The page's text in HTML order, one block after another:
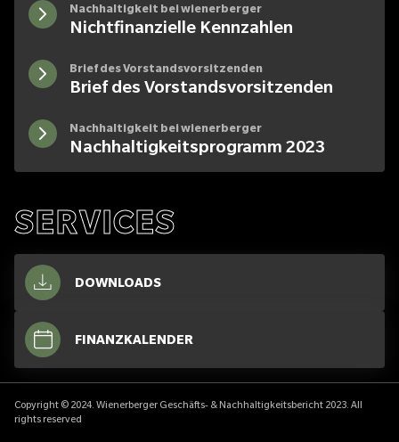
Nachhaltigkeit bei wienerberger
Nichtfinanzielle Kennzahlen
Brief des Vorstandsvorsitzenden
Brief des Vorstandsvorsitzenden
Nachhaltigkeit bei wienerberger
Nachhaltigkeitsprogramm 2023
SERVICES
DOWNLOADS
FINANZKALENDER
Copyright © 2024. Wienerberger Geschäfts- & Nachhaltigkeitsbericht 2023. All
rights reserved